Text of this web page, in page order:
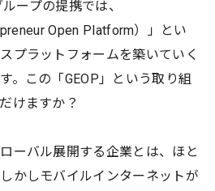
ループの提携では、
Open Platform）」とい
プラットフォームを築いていく
。この「GEOP」という取り組
けますか？
ーバル展開する企業とは、ほと
かしモバイルインターネットが